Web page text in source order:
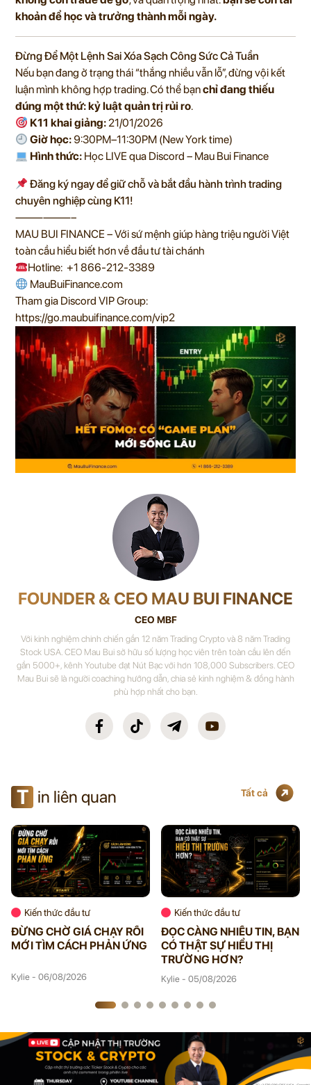
khoản để học và trưởng thành mỗi ngày.
Đừng Để Một Lệnh Sai Xóa Sạch Công Sức Cả Tuần
Nếu bạn đang ở trạng thái “thắng nhiều vẫn lỗ”, đừng vội kết
luận mình không hợp trading. Có thể bạnchỉ đang thiếu
đúng một thứ: kỷ luật quản trị rủi ro.
K11 khai giảng: 21/01/2026
Giờ học: 9:30PM–11:30PM (New York time)
Hình thức: Học LIVE qua Discord – Mau Bui Finance
Đăng ký ngay để giữ chỗ và bắt đầu hành trình trading
chuyên nghiệp cùng K11!
——————–
MAU BUI FINANCE – Với sứ mệnh giúp hàng triệu người Việt
toàn cầu hiểu biết hơn về đầu tư tài chánh
Hotline: +1 866-212-3389
MauBuiFinance.com
Tham gia Discord VIP Group:
https://go.maubuifinance.com/vip2
FOUNDER & CEO MAU BUI FINANCE
CEO MBF
Với kinh nghiệm chinh chiến gần 12 năm Trading Crypto và 8 năm Trading
Stock USA. CEO Mau Bui sở hữu số lượng học viên trên toàn cầu lên đến
gần 5000+, kênh Youtube đạt Nút Bạc với hơn 108,000 Subscribers. CEO
Mau Bui sẽ là người coaching hướng dẫn, chia sẻ kinh nghiệm & đồng hành
phù hợp nhất cho bạn.
T in liên quan Tất cả
Kiến thức đầu tư
ĐỪNG CHỜ GIÁ CHẠY RỒI
MỚI TÌM CÁCH PHẢN ỨNG
Kylie - 06/08/2026
Kiến thức đầu tư
ĐỌC CÀNG NHIỀU TIN, BẠN
CÓ THẬT SỰ HIỂU THỊ
TRƯỜNG HƠN?
Kylie - 05/08/2026